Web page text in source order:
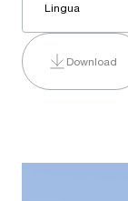
Lingua
Download